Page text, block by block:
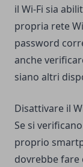
il Wi-Fi sia
propria rete
password
anche
siano altri
Disattivare il
Se si
proprio
dovrebbe fare